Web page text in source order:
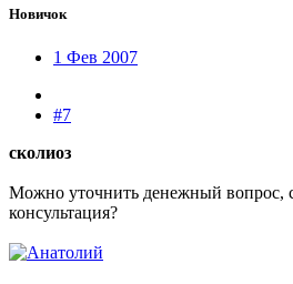
Новичок
1 Фев 2007
#7
сколиоз
Можно уточнить денежный вопрос,
консультация?